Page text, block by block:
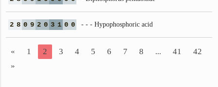
2 8 0 9 2 0 3 1 0 0 - - - Hypophosphoric acid
« 1 2 3 4 5 6 7 8 ... 41
42
»